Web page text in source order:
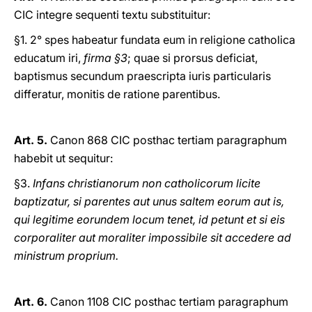
CIC integre sequenti textu substituitur:
§1. 2° spes habeatur fundata eum in religione catholica
educatum iri, firma §3; quae si prorsus deficiat,
baptismus secundum praescripta iuris particularis
differatur, monitis de ratione parentibus.
Art. 5. Canon 868 CIC posthac tertiam paragraphum
habebit ut sequitur:
§3. Infans christianorum non catholicorum licite
baptizatur, si parentes aut unus saltem eorum aut is,
qui legitime eorundem locum tenet, id petunt et si eis
corporaliter aut moraliter impossibile sit accedere ad
ministrum proprium.
Art. 6. Canon 1108 CIC posthac tertiam paragraphum